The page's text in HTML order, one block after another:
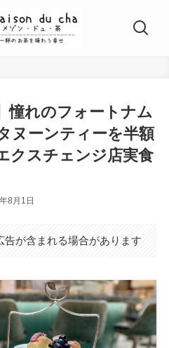
憧れのフォートナム
ヌーンティーを半額
クスチェンジ店実食
8月1日
告が含まれる場合があります